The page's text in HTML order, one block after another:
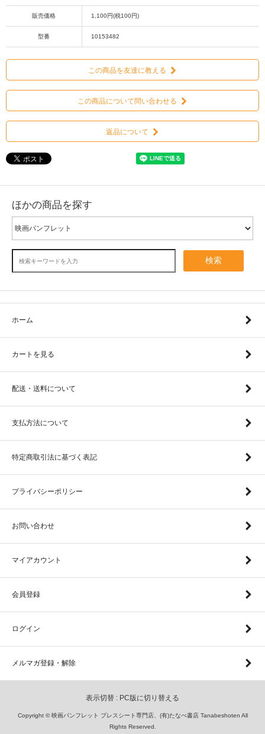
販売価格 1,100円(税100円)
型番 10153482
この商品を友達に教える
この商品について問い合わせる
返品について
ほかの商品を探す
検索
ホーム
カートを見る
配送・送料について
支払方法について
特定商取引法に基づく表記
プライバシーポリシー
お問い合わせ
マイアカウント
会員登録
ログイン
メルマガ登録・解除
表示切替 : PC版に切り替える
Copyright © 映画パンフレット プレスシート専門店、(有)たなべ書店 Tanabeshoten All
Rights Reserved.